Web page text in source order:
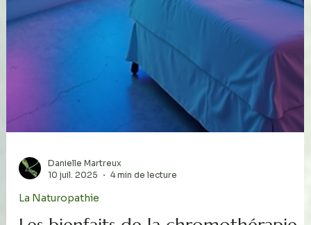
3 min de lecture
Les chakras : qu'est-ce un chakra ?
quel est leur fonctionnement et
rôle ?
Dans le domaine de la spiritualité et du bien-être,
chakras occupent une place centrale. Ces centres
d'énergie influencent notre...